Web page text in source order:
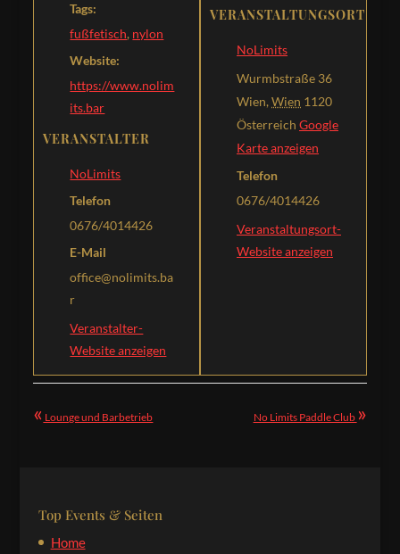
Tags:
fußfetisch, nylon
Website:
https://www.nolim
its.bar
VERANSTALTER
NoLimits
Telefon
0676/4014426
E-Mail
office@nolimits.ba
r
Veranstalter-
Website anzeigen
VERANSTALTUNGSORT
NoLimits
Wurmbstraße 36
Wien, Wien 1120
Österreich Google
Karte anzeigen
Telefon
0676/4014426
Veranstaltungsort-
Website anzeigen
« Lounge und Barbetrieb No Limits Paddle Club »
Top Events & Seiten
Home